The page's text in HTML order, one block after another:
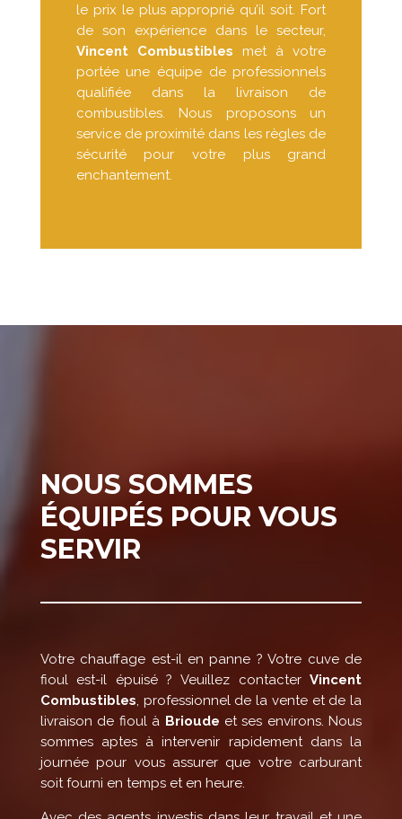
le prix le plus approprié qu’il soit. Fort
de son expérience dans le secteur,
Vincent Combustibles met à votre
portée une équipe de professionnels
qualifiée dans la livraison de
combustibles. Nous proposons un
service de proximité dans les règles de
sécurité pour votre plus grand
enchantement.
NOUS SOMMES
ÉQUIPÉS POUR VOUS
SERVIR
Votre chauffage est-il en panne ? Votre cuve de
fioul est-il épuisé ? Veuillez contacterVincent
Combustibles, professionnel de la vente et de la
livraison de fioul à Brioude et ses environs. Nous
sommes aptes à intervenir rapidement dans la
journée pour vous assurer que votre carburant
soit fourni en temps et en heure.